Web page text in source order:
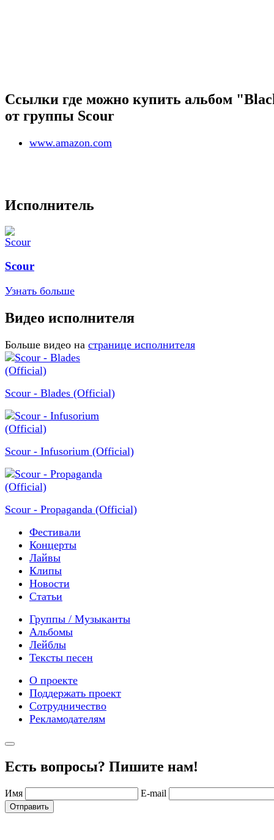
Ссылки где можно купить альбом
от группы Scour
www.amazon.com
Исполнитель
Scour
Узнать больше
Видео исполнителя
Больше видео на странице исполнителя
Scour - Blades (Official)
Scour - Infusorium (Official)
Scour - Propaganda (Official)
Фестивали
Концерты
Лайвы
Клипы
Новости
Статьи
Группы / Музыканты
Альбомы
Лейблы
Тексты песен
О проекте
Поддержать проект
Сотрудничество
Рекламодателям
Есть вопросы? Пишите нам!
Имя E-mail